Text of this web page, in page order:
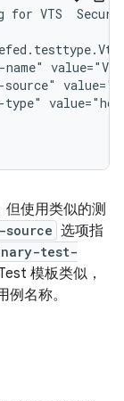
for VTS
使用类似的测
选项指
test-
模板类似，
名称。